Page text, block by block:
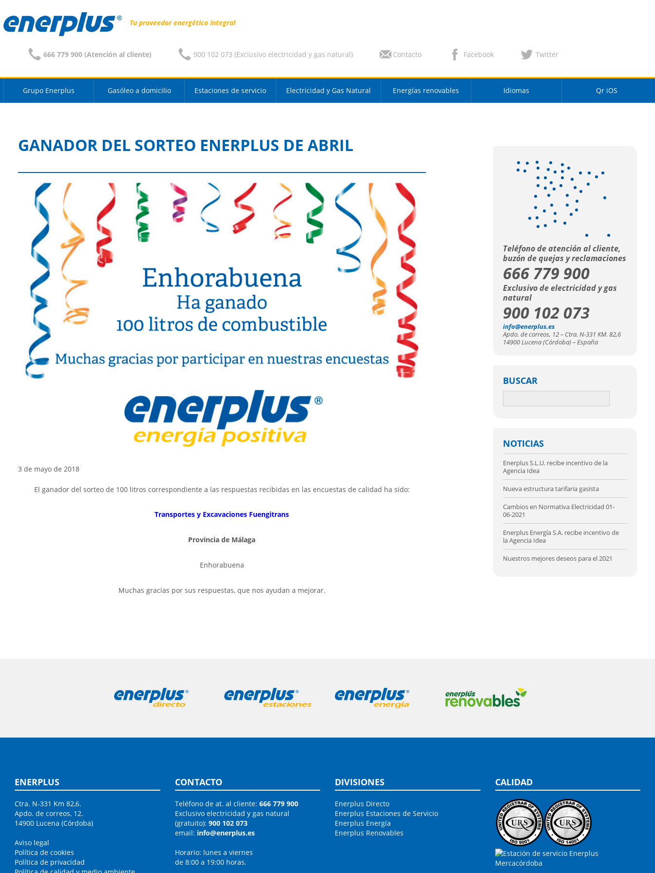
Tu proveedor energético integral
666 779 900 (Atención al cliente) 900 102 073 (Exclusivo electricidad y gas natural) Contacto Facebook Twitter
Grupo Enerplus Gasóleo a domicilio Estaciones de servicio Electricidad y Gas Natural Energías renovables Idiomas Qr iOS
GANADOR DEL SORTEO ENERPLUS DE ABRIL
3 de mayo de 2018
El ganador del sorteo de 100 litros correspondiente a las respuestas recibidas en las encuestas de calidad ha sido:
Transportes y Excavaciones Fuengitrans
Provincia de Málaga
Enhorabuena
Muchas gracias por sus respuestas, que nos ayudan a mejorar.
Teléfono de atención al cliente,
buzón de quejas y reclamaciones
666 779 900
Exclusivo de electricidad y gas
natural
900 102 073
info@enerplus.es
Apdo. de correos, 12 – Ctra. N-331 KM. 82,6
14900 Lucena (Córdoba) – España
BUSCAR
NOTICIAS
Enerplus S.L.U. recibe incentivo de la
Agencia Idea
Nueva estructura tarifaria gasista
Cambios en Normativa Electricidad 01-
06-2021
Enerplus Energía S.A. recibe incentivo de
la Agencia Idea
Nuestros mejores deseos para el 2021
ENERPLUS
Ctra. N-331 Km 82,6.
Apdo. de correos, 12.
14900 Lucena (Córdoba)
Aviso legal
Política de cookies
Política de privacidad
CONTACTO
Teléfono de at. al cliente: 666 779 900
Exclusivo electricidad y gas natural
(gratuito): 900 102 073
email: info@enerplus.es
Horario: lunes a viernes
de 8:00 a 19:00 horas.
DIVISIONES
Enerplus Directo
Enerplus Estaciones de Servicio
Enerplus Energía
Enerplus Renovables
CALIDAD